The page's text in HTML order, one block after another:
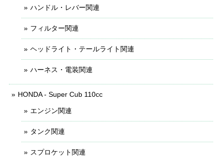
ハンドル・レバー関連
フィルター関連
ヘッドライト・テールライト関連
ハーネス・電装関連
HONDA - Super Cub 110cc
エンジン関連
タンク関連
スプロケット関連